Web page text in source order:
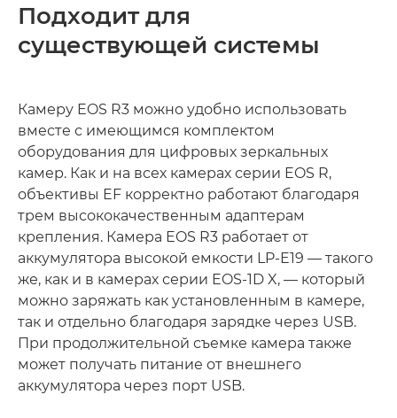
Подходит для
существующей системы
Камеру EOS R3 можно удобно использовать
вместе с имеющимся комплектом
оборудования для цифровых зеркальных
камер. Как и на всех камерах серии EOS R,
объективы EF корректно работают благодаря
трем высококачественным адаптерам
крепления. Камера EOS R3 работает от
аккумулятора высокой емкости LP-E19 — такого
же, как и в камерах серии EOS-1D X, — который
можно заряжать как установленным в камере,
так и отдельно благодаря зарядке через USB.
При продолжительной съемке камера также
может получать питание от внешнего
аккумулятора через порт USB.